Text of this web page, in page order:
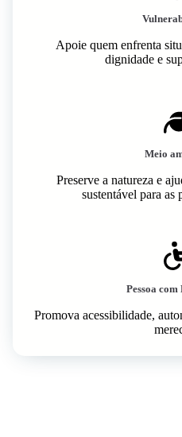
Apoie quem enfrenta
dignidade e
Meio
Preserve a natureza e
sustentável para as
Pessoa
Promova acessibilidade,